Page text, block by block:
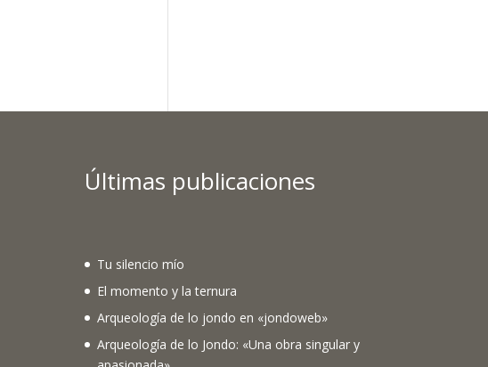
Últimas publicaciones
Tu silencio mío
El momento y la ternura
Arqueología de lo jondo en «jondoweb»
Arqueología de lo Jondo: «Una obra singular y